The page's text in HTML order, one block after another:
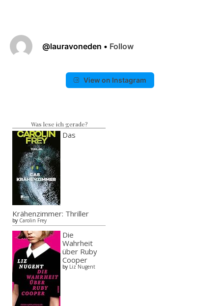
@lauravoneden • Follow
View on Instagram
Was lese ich gerade?
Das
Krähenzimmer: Thriller
by Carolin Frey
Die
Wahrheit
über Ruby
Cooper
by Liz Nugent